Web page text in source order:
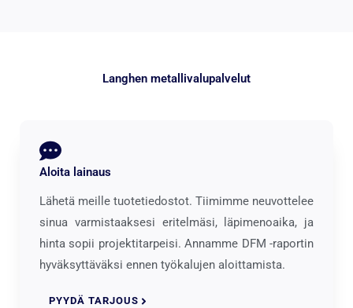
Langhen metallivalupalvelut
Aloita lainaus
Lähetä meille tuotetiedostot. Tiimimme neuvottelee
sinua varmistaaksesi eritelmäsi, läpimenoaika, ja
hinta sopii projektitarpeisi. Annamme DFM -raportin
hyväksyttäväksi ennen työkalujen aloittamista.
PYYDÄ TARJOUS